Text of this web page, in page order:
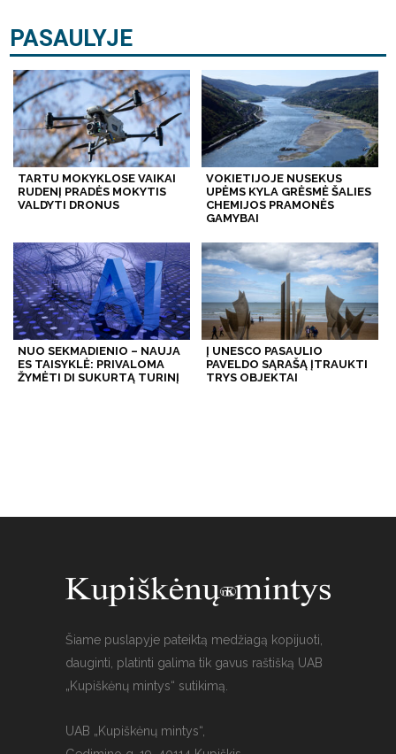
PASAULYJE
TARTU MOKYKLOSE VAIKAI
RUDENĮ PRADĖS MOKYTIS
VALDYTI DRONUS
VOKIETIJOJE NUSEKUS
UPĖMS KYLA GRĖSMĖ ŠALIES
CHEMIJOS PRAMONĖS
GAMYBAI
NUO SEKMADIENIO – NAUJA
ES TAISYKLĖ: PRIVALOMA
ŽYMĖTI DI SUKURTĄ TURINĮ
Į UNESCO PASAULIO
PAVELDO SĄRAŠĄ ĮTRAUKTI
TRYS OBJEKTAI
Šiame puslapyje pateiktą medžiagą kopijuoti,
dauginti, platinti galima tik gavus raštišką UAB
„Kupiškėnų mintys“ sutikimą.
UAB „Kupiškėnų mintys“,